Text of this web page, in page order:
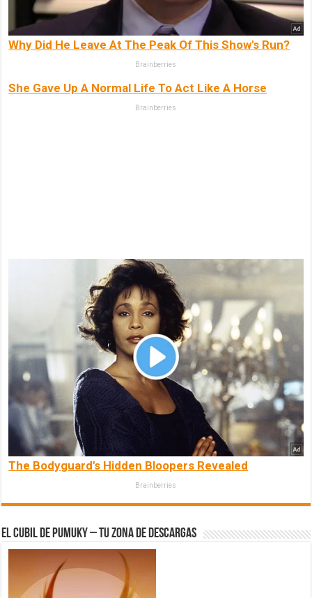
Why Did He Leave At The Peak Of This Show's Run?
Brainberries
She Gave Up A Normal Life To Act Like A Horse
Brainberries
The Bodyguard's Hidden Bloopers Revealed
Brainberries
El Cubil de Pumuky – Tu zona de Descargas